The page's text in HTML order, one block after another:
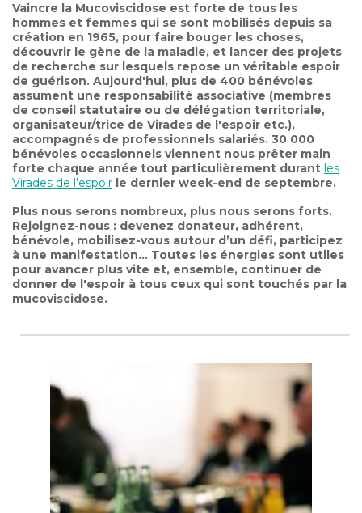
Vaincre la Mucoviscidose est forte de tous les
hommes et femmes qui se sont mobilisés depuis sa
création en 1965, pour faire bouger les choses,
découvrir le gène de la maladie, et lancer des projets
de recherche sur lesquels repose un véritable espoir
de guérison. Aujourd'hui, plus de 400 bénévoles
assument une responsabilité associative (membres
de conseil statutaire ou de délégation territoriale,
organisateur/trice de Virades de l'espoir etc.),
accompagnés de professionnels salariés. 30 000
bénévoles occasionnels viennent nous prêter main
forte chaque année tout particulièrement durant les
Virades de l'espoir le dernier week-end de septembre.
Plus nous serons nombreux, plus nous serons forts.
Rejoignez-nous : devenez donateur, adhérent,
bénévole, mobilisez-vous autour d’un défi, participez
à une manifestation… Toutes les énergies sont utiles
pour avancer plus vite et, ensemble, continuer de
donner de l'espoir à tous ceux qui sont touchés par la
mucoviscidose.